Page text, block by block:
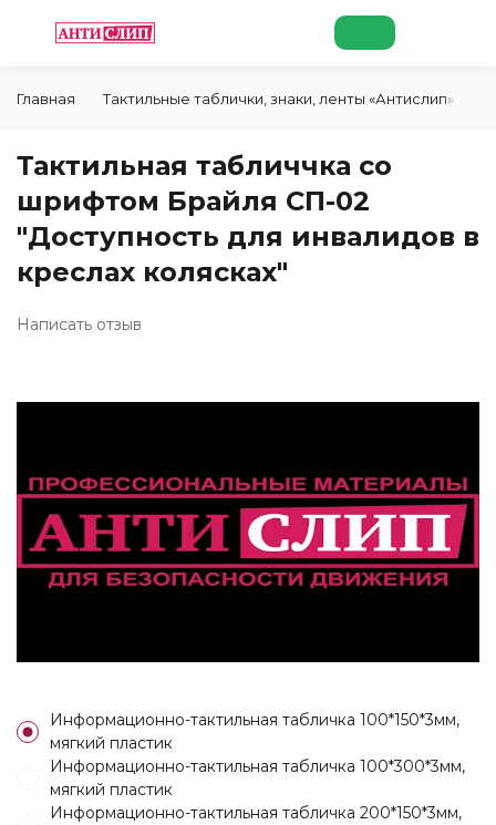
Главная Тактильные таблички, знаки, ленты «Антислип»
Тактильная табличчка со
шрифтом Брайля СП-02
"Доступность для инвалидов в
креслах колясках"
Написать отзыв
Информационно-тактильная табличка 100*150*3мм,
мягкий пластик
Информационно-тактильная табличка 100*300*3мм,
мягкий пластик
Информационно-тактильная табличка 200*150*3мм,